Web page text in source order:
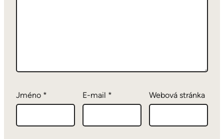
Jméno * E-mail * Webová stránka